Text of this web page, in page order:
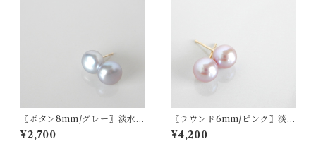
〖ボタン8mm/グレー〗淡水パ
ールスタッドピアス/イヤリン
グ14kgf/SV925【1312】
¥2,700
〖ラウンド6mm/ピンク〗淡水
パールスタッドピアス/イヤリ
ング14kgf/SV925【1472】
¥4,200